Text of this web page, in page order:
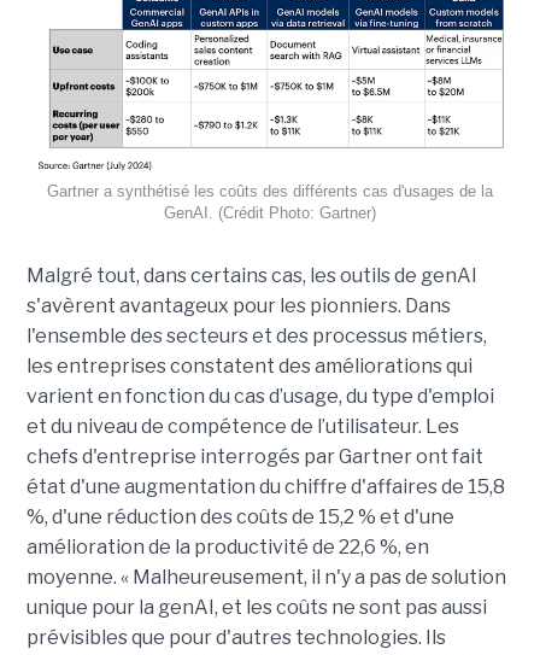
Gartner a synthétisé les coûts des différents cas d'usages de la
GenAI. (Crédit Photo: Gartner)
Malgré tout, dans certains cas, les outils de genAI
s'avèrent avantageux pour les pionniers. Dans
l'ensemble des secteurs et des processus métiers,
les entreprises constatent des améliorations qui
varient en fonction du cas d’usage, du type d'emploi
et du niveau de compétence de l’utilisateur. Les
chefs d'entreprise interrogés par Gartner ont fait
état d'une augmentation du chiffre d'affaires de 15,8
%, d'une réduction des coûts de 15,2 % et d'une
amélioration de la productivité de 22,6 %, en
moyenne. « Malheureusement, il n'y a pas de solution
unique pour la genAI, et les coûts ne sont pas aussi
prévisibles que pour d'autres technologies. Ils